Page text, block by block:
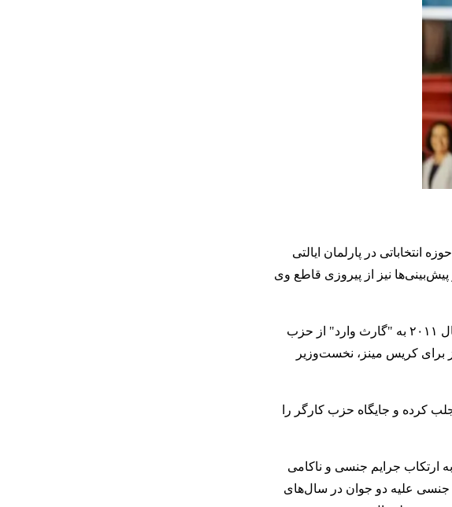
انتخاباتی در پارلمان ایالتی
پیش‌بینی‌ها نیز از پیروزی قاطع وی
کرسی کیاما از زمان تشکیل این حوزه انتخاباتی در سال ۱۹۸۱، همواره در اختیار نمایندگان حزب کارگر بود تا اینکه در سال ۲۰۱۱ به "گارث وارد" از حزب
برای کریس مینز، نخست‌وزیر
ایالتی جلب کرده و جایگاه حزب کارگر را
شد. وارد، سیاستمدار ۴۴ ساله، پس از محکومیت به ارتکاب جرایم جنسی و ناکامی
جنسی علیه دو جوان در سال‌های